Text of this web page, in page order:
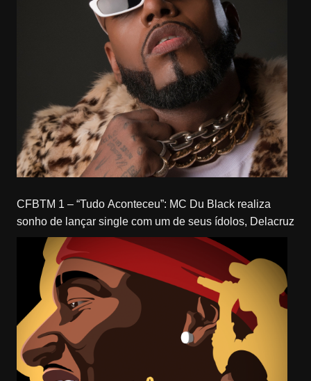
CFBTM 1 – “Tudo Aconteceu”: MC Du Black realiza
sonho de lançar single com um de seus ídolos, Delacruz